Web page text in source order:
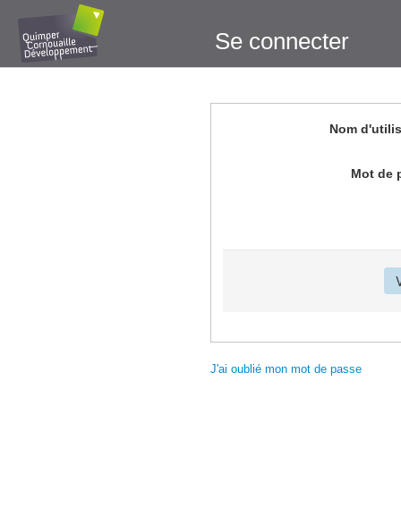
Se connecter
Nom
Mot de
J'ai oublié mon mot de passe